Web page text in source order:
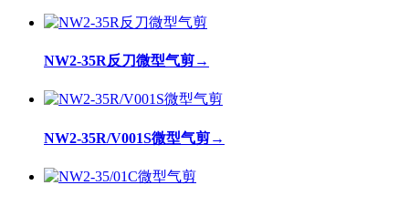
NW2-35R反刀微型气剪→
NW2-35R/V001S微型气剪→